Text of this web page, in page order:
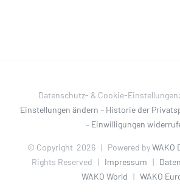
Datenschutz- & Cookie-Einstellungen:
Einstellungen ändern – Historie der
– Einwilligungen
© Copyright 2026 | Powered byWAKO
Rights Reserved | Impressum |
WAKO World | WAKO